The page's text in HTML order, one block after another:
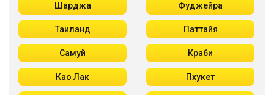
Шарджа Фуджейра
Таиланд Паттайя
Самуй Краби
Као Лак Пхукет